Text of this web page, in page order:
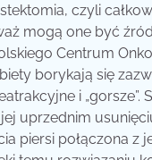
czyli
mogą one być
Centrum
borykają się
i
uprzednim
piersi połączona